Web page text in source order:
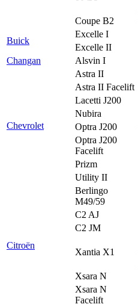
Coupe B2
Buick
Excelle I
Excelle II
Changan
Alsvin I
Chevrolet
Astra II
Astra II Facelift
Lacetti J200
Nubira
Optra J200
Optra J200
Facelift
Prizm
Utility II
Citroën
Berlingo
M49/59
C2 AJ
C2 JM
Xantia X1
Xsara N
Xsara N
Facelift